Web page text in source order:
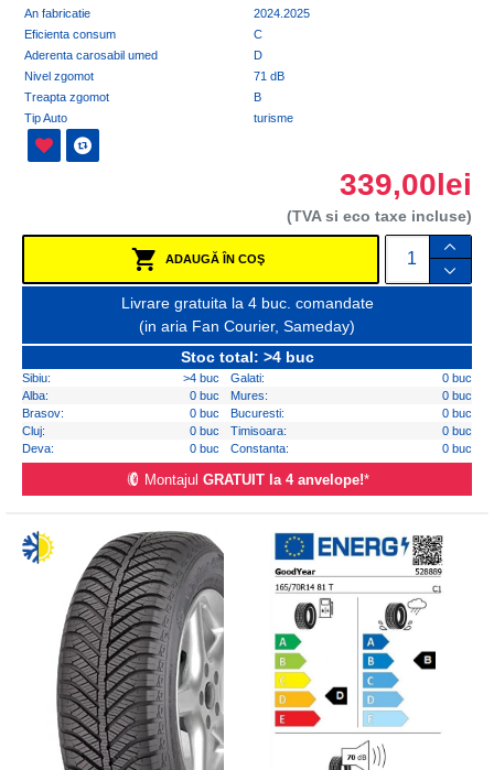
An fabricatie
2024.2025
Eficienta consum
C
Aderenta carosabil umed
D
Nivel zgomot
71 dB
Treapta zgomot
B
Tip Auto
turisme
339,00lei
(TVA si eco taxe incluse)
ADAUGĂ ÎN COŞ
Livrare gratuita la 4 buc. comandate
(in aria Fan Courier, Sameday)
Stoc total: >4 buc
Sibiu: >4 buc Galati:
0 buc
Alba:
0 buc Mures:
0 buc
Brasov:
0 buc Bucuresti:
0 buc
Cluj:
0 buc Timisoara:
0 buc
Deva:
0 buc Constanta: 0 buc
Montajul GRATUIT la 4 anvelope!*